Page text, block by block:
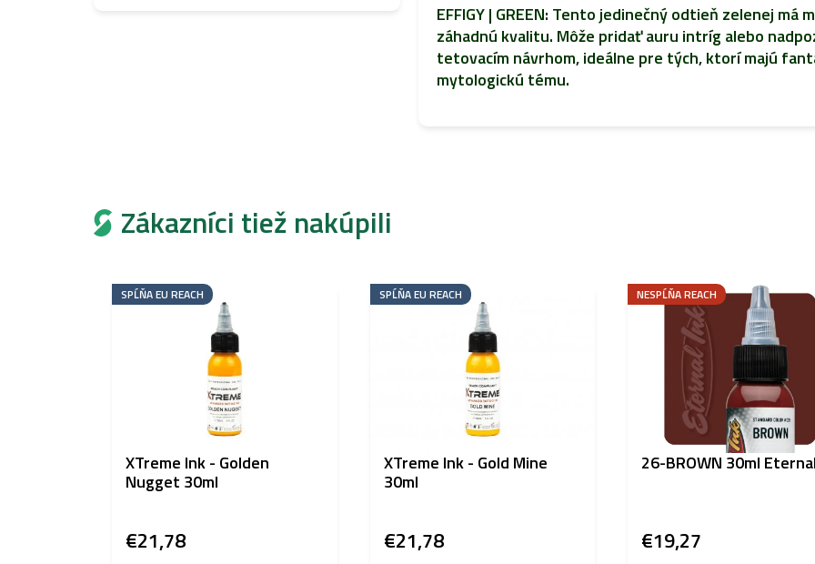
EFFIGY | GREEN: Tento jedinečný odtieň zelenej má
záhadnú kvalitu. Môže pridať auru intríg alebo
tetovacím návrhom, ideálne pre tých, ktorí majú
mytologickú tému.
Zákazníci tiež nakúpili
SPĹŇA EU REACH
XTreme Ink - Golden
Nugget 30ml
€21,78
SPĹŇA EU REACH
XTreme Ink - Gold Mine
30ml
€21,78
NESPĹŇA REACH
26-BROWN 30ml Eternal
€19,27